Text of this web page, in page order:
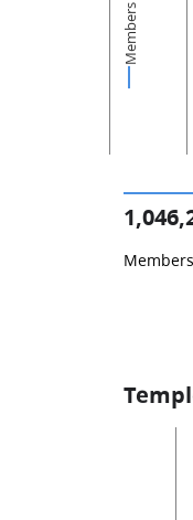
Members
Members